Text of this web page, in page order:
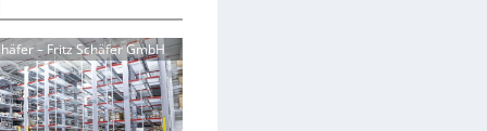
– Fritz Schäfer GmbH